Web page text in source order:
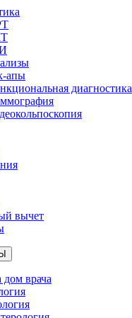
апы
диагностика
вычет
врача